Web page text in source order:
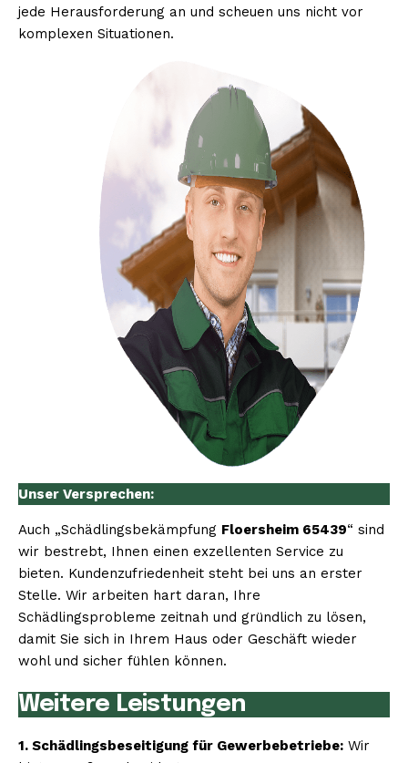
jede Herausforderung an und scheuen uns nicht vor
komplexen Situationen.
Unser Versprechen:
Auch „Schädlingsbekämpfung Floersheim 65439“ sind
wir bestrebt, Ihnen einen exzellenten Service zu
bieten. Kundenzufriedenheit steht bei uns an erster
Stelle. Wir arbeiten hart daran, Ihre
Schädlingsprobleme zeitnah und gründlich zu lösen,
damit Sie sich in Ihrem Haus oder Geschäft wieder
wohl und sicher fühlen können.
Weitere Leistungen
1. Schädlingsbeseitigung für Gewerbebetriebe: Wir